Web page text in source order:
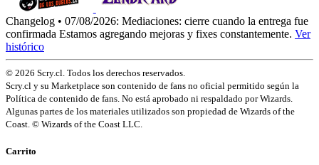
Changelog • 07/08/2026: Mediaciones: cierre cuando la entrega fue
confirmada Estamos agregando mejoras y fixes constantemente. Ver
histórico
© 2026 Scry.cl. Todos los derechos reservados.
Scry.cl y su Marketplace son contenido de fans no oficial permitido según la
Política de contenido de fans. No está aprobado ni respaldado por Wizards.
Algunas partes de los materiales utilizados son propiedad de Wizards of the
Coast. © Wizards of the Coast LLC.
Carrito